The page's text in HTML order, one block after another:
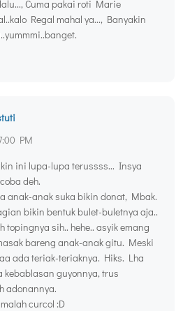
Cuma pakai roti Marie
Regal mahal ya..., Banyakin
PM
ini lupa-lupa terussss... Insya
deh.
anak-anak suka bikin donat, Mbak.
bikin bentuk bulet-buletnya aja..
topingnya sih.. hehe.. asyik emang
bareng anak-anak gitu. Meski
ada teriak-teriaknya. Hiks. Lha
kebablasan guyonnya, trus
adonannya.
curcol :D